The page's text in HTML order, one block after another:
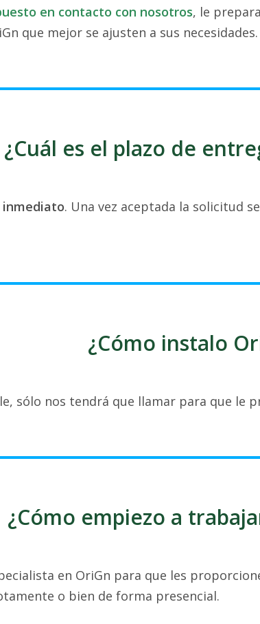
en contacto con nosotros, le
que mejor se ajusten a sus necesidades.
¿Cuál es el plazo de
inmediato. Una vez aceptada la solicitud
¿Cómo instalo
sólo nos tendrá que llamar para que le
¿Cómo empiezo a
en OriGn para que les
o bien de forma presencial.